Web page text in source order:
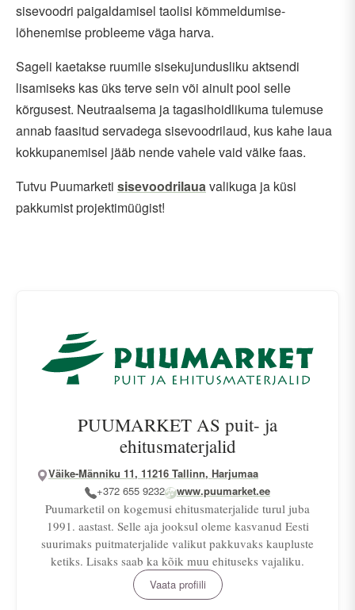
sisevoodri paigaldamisel taolisi kõmmeldumise-
lõhenemise probleeme väga harva.
Sageli kaetakse ruumile sisekujundusliku aktsendi
lisamiseks kas üks terve sein või ainult pool selle
kõrgusest. Neutraalsema ja tagasihoidlikuma tulemuse
annab faasitud servadega sisevoodrilaud, kus kahe laua
kokkupanemisel jääb nende vahele vaid väike faas.
Tutvu Puumarketi sisevoodrilauavalikuga ja küsi
pakkumist projektimüügist!
PUUMARKET AS puit- ja
ehitusmaterjalid
Väike-Männiku 11, 11216 Tallinn, Harjumaa
+372 655 9232
www.puumarket.ee
Vaata profiili
Puumarketil on kogemusi ehitusmaterjalide turul juba
1991. aastast. Selle aja jooksul oleme kasvanud Eesti
suurimaks puitmaterjalide valikut pakkuvaks kaupluste
ketiks. Lisaks saab ka kõik muu ehituseks vajaliku.